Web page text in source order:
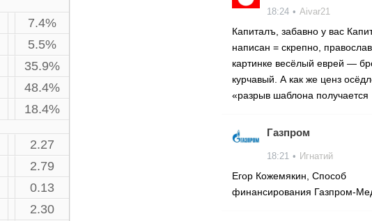
7.4%
5.5%
35.9%
48.4%
18.4%
2.27
2.79
0.13
2.30
18:24 • Aivar21
Капиталъ, забавно у вас
написан = скрепно,
картинке весёлый еврей —
курчавый. А как же ценз
«разрыв шаблона получается
Газпром
18:21 • Игнатий
Егор Кожемякин, Способ
финансирования Газпром-